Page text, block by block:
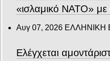
«ισλαμικό ΝΑΤΟ»
Αυγ 07, 2026 ΕΛΛΗΝΙΚΗ
Ελέγχεται